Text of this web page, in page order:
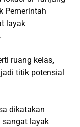
Pemerintah
layak
ruang kelas,
titik potensial
dikatakan
sangat layak